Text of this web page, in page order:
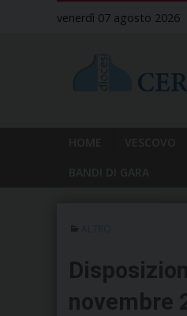
venerdì 07 agosto 2026
novembre